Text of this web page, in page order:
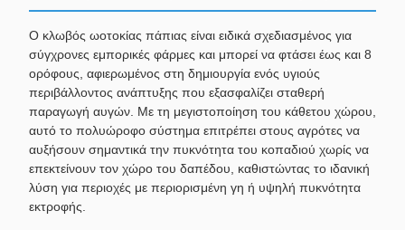
Ο κλωβός ωοτοκίας πάπιας είναι ειδικά σχεδιασμένος για
σύγχρονες εμπορικές φάρμες και μπορεί να φτάσει έως και 8
ορόφους, αφιερωμένος στη δημιουργία ενός υγιούς
περιβάλλοντος ανάπτυξης που εξασφαλίζει σταθερή
παραγωγή αυγών. Με τη μεγιστοποίηση του κάθετου χώρου,
αυτό το πολυώροφο σύστημα επιτρέπει στους αγρότες να
αυξήσουν σημαντικά την πυκνότητα του κοπαδιού χωρίς να
επεκτείνουν τον χώρο του δαπέδου, καθιστώντας το ιδανική
λύση για περιοχές με περιορισμένη γη ή υψηλή πυκνότητα
εκτροφής.